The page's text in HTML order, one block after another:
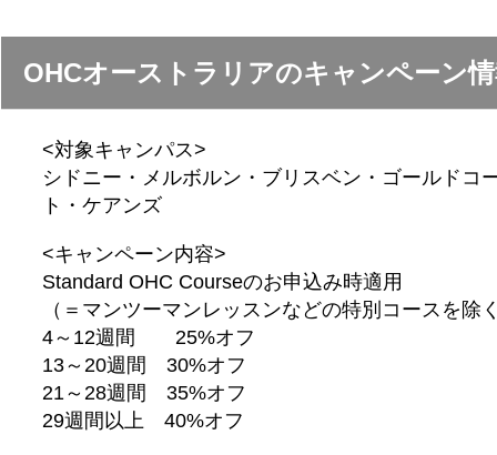
OHCオーストラリアのキャンペーン
<対象キャンパス>
シドニー・メルボルン・ブリスベン・ゴールドコ
ト・ケアンズ
<キャンペーン内容>
Standard OHC Courseのお申込み時適用
（＝マンツーマンレッスンなどの特別コースを除
4～12週間 25%オフ
13～20週間 30%オフ
21～28週間 35%オフ
29週間以上 40%オフ